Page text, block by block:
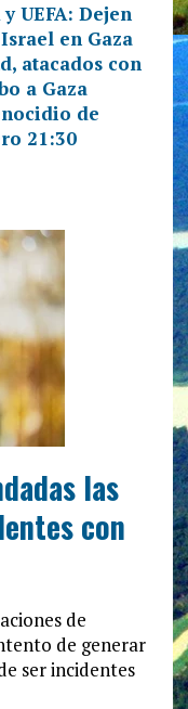
UEFA: Dejen
en Gaza
atacados con
a Gaza
de
21:30
las
con
de
de generar
ser incidentes